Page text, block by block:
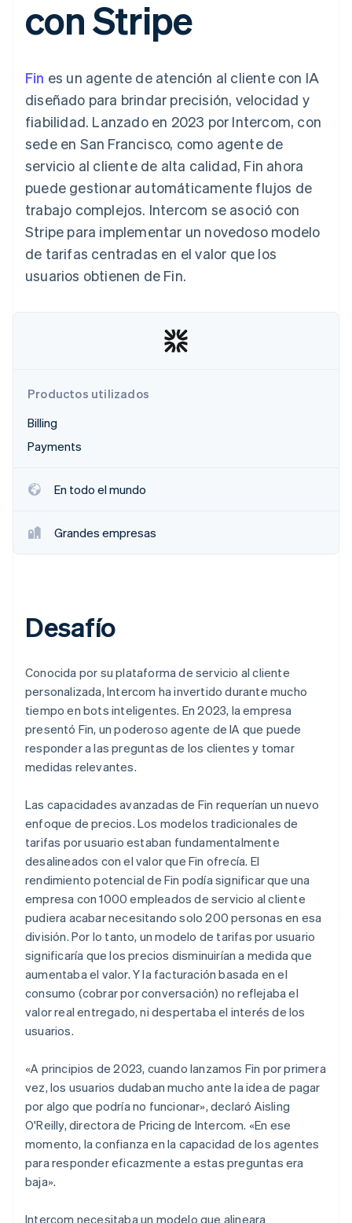
Métodos de
pago
Acceso a más
Pagos en
Authorization
Boost
de aceptación
Link
compra
acelerado
Financial
Connections
Datos de ctas.
financieras
Recognition
Automatización
contable
personalizados
Data Pipeline
Sincronización
de datos
Constitución de una startup
Climate
Identity
para la IA.
Ver ahora
aplicación
Marketplaces
Gestión del dinero
Por sector
Empresas de IA
creadores
Videojuegos
Hostelería, viajes y ocio
Seguros
Medios de
comunicación y
Servicios para
profesionales
suscripciones
Ofrecer facturación
basada en el consumo
Aprovisiona y gestiona
servicios con agentes
Recursos
Integraciones de
aplicaciones
Muestras de código
Blog de
desarrolladores
Estado de la API
Empresa
Hoja de ruta del
nuestro evento anual
Empleo
Sala de prensa
Stripe Press
Contacta con ventas
Conviértete en socio
con Stripe
Fin es un agente de atención al cliente con IA
diseñado para brindar precisión, velocidad y
fiabilidad. Lanzado en 2023 por Intercom, con
sede en San Francisco, como agente de
servicio al cliente de alta calidad, Fin ahora
puede gestionar automáticamente flujos de
trabajo complejos. Intercom se asoció con
Stripe para implementar un novedoso modelo
de tarifas centradas en el valor que los
usuarios obtienen de Fin.
Productos utilizados
Billing
Payments
En todo el mundo
Grandes empresas
Desafío
Conocida por su plataforma de servicio al cliente
personalizada, Intercom ha invertido durante mucho
tiempo en bots inteligentes. En 2023, la empresa
presentó Fin, un poderoso agente de IA que puede
responder a las preguntas de los clientes y tomar
medidas relevantes.
Las capacidades avanzadas de Fin requerían un nuevo
enfoque de precios. Los modelos tradicionales de
tarifas por usuario estaban fundamentalmente
desalineados con el valor que Fin ofrecía. El
rendimiento potencial de Fin podía significar que una
empresa con 1000 empleados de servicio al cliente
pudiera acabar necesitando solo 200 personas en esa
división. Por lo tanto, un modelo de tarifas por usuario
significaría que los precios disminuirían a medida que
aumentaba el valor. Y la facturación basada en el
consumo (cobrar por conversación) no reflejaba el
valor real entregado, ni despertaba el interés de los
usuarios.
«A principios de 2023, cuando lanzamos Fin por primera
vez, los usuarios dudaban mucho ante la idea de pagar
por algo que podría no funcionar», declaró Aisling
O'Reilly, directora de Pricing de Intercom. «En ese
momento, la confianza en la capacidad de los agentes
para responder eficazmente a estas preguntas era
baja».
Intercom necesitaba un modelo que alineara